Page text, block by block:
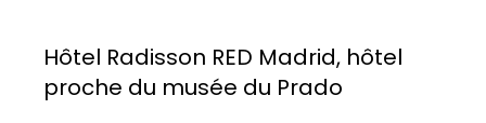
Hôtel Radisson RED Madrid, hôtel
proche du musée du Prado